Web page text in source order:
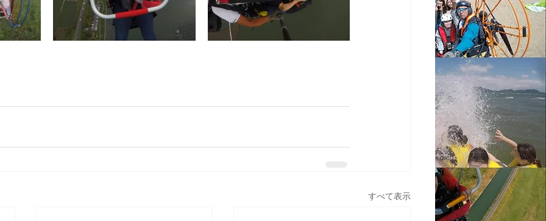
すべて表示